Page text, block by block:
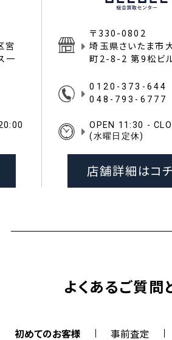
宮
一
〒330-0802
埼玉県さいたま市
町2-8-2 第9松ビ
0120-373-644
048-793-6777
OPEN 11:30 -
(水曜日定休)
店舗詳細はコ
よくあるご質問
初めてのお客様 事前査定